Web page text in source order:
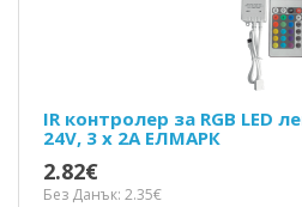
IR контролер за RGB LED
24V, 3 x 2A ЕЛМАРК
2.82€
Без Данък: 2.35€